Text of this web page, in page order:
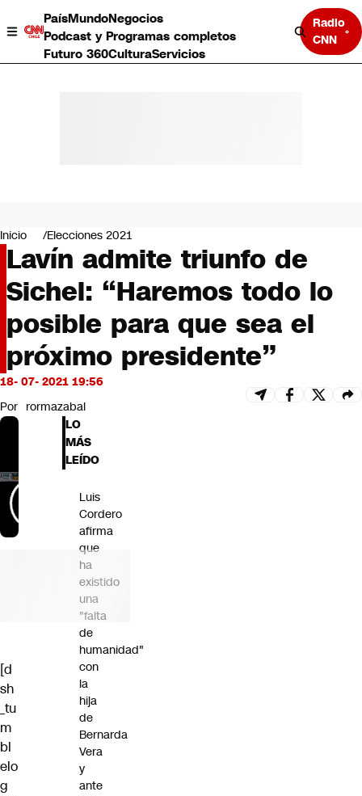
PaísMundoNegocios
Podcast y Programas completos
Futuro 360CulturaServicios
Radio
CNN
Negocios
Deportes
Programas completos
Cultura
Servicios
Bits
CNN Data
CNN tiempo
Futuro 360
Inicio Elecciones 2021
Lavín admite triunfo de
Sichel: “Haremos todo lo
posible para que sea el
próximo presidente”
18- 07- 2021 19:56
Por rormazabal
[d
sh
_tu
m
bl
elo
g
LO
MÁS
LEÍDO
Luis
Cordero
afirma
que
ha
existido
una
"falta
de
humanidad"
con
la
hija
de
Bernarda
Vera
y
ante